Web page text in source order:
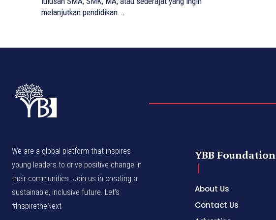
melanjutkan pendidikan...
We are a global platform that inspires
young leaders to drive positive change in
their communities. Join us in creating a
sustainable, inclusive future. Let’s
#InspiretheNext
YBB Foundation
About Us
Contact Us